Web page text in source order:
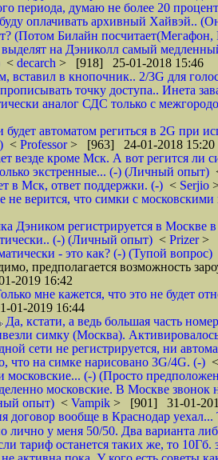
периода, думаю не более 20
оплачивать архивный Хайвэй..
(Потом Билайн
на Дэниколл самый
< decarch > [918] 25-01-2018 15:46
вставил в кнопочник.. 2/3G для
точку доступа.. Инета
аналог СДС только с
будет автоматом региться в 2G при
< Professor> [963] 24-01-2018 15:20
везде кроме Мск. А вот регится
экстренные... (-) (Личный опыт)
в Мск, ответ поддержки. (-) < Serjio
не верится, что симки с
Дэником регистрируется в Москве
(-) (Личный опыт) < Prizer>
- это как? (-) (Тупой вопрос)
предполагается возможность
2019 16:42
мне кажется, что это не будет
01-2019 16:44
Да, кстати, а ведь большая часть
симку (Москва).
сети не регистрируется, ни
что на симке нарисовано 3G/4G. (-)
(-) (Просто
московские. В Москве звонок
опыт) < Vampik > [901] 31-01-
договор вообще в Краснодар
лично у меня 50/50. Два варианта
тариф останется таких же, то